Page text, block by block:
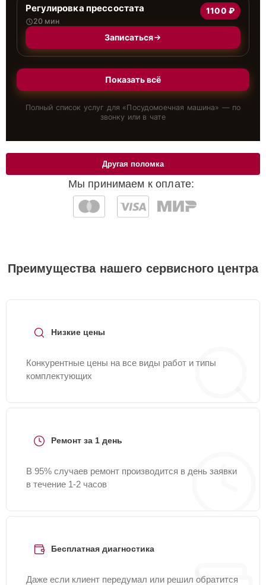
Регулировка прессостата
20 мин
1100 ₽
Записаться
Показать всё
Полный список услуг для «Посудомоечная машина» — по
звонку или в чате
Мы принимаем к оплате:
Другая поломка
Преимущества нашего сервисного центра
Низкие цены
Конкурентные цены на все виды работ и типы
комплектующих
Ремонт за 1 день
В 95% случаев ремонт производится в день заявки
в течение 1-2 часов
Бесплатная диагностика
Даже если клиент передумал или решил обратится